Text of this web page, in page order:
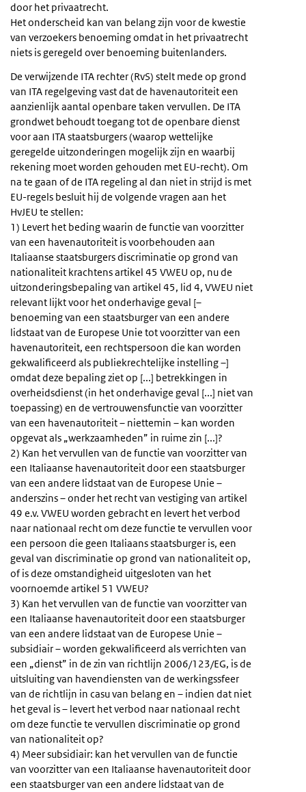
door het privaatrecht.
Het onderscheid kan van belang zijn voor de kwestie
van verzoekers benoeming omdat in het privaatrecht
niets is geregeld over benoeming buitenlanders.
De verwijzende ITA rechter (RvS) stelt mede op grond
van ITA regelgeving vast dat de havenautoriteit een
aanzienlijk aantal openbare taken vervullen. De ITA
grondwet behoudt toegang tot de openbare dienst
voor aan ITA staatsburgers (waarop wettelijke
geregelde uitzonderingen mogelijk zijn en waarbij
rekening moet worden gehouden met EU-recht). Om
na te gaan of de ITA regeling al dan niet in strijd is met
EU-regels besluit hij de volgende vragen aan het
HvJEU te stellen:
1) Levert het beding waarin de functie van voorzitter
van een havenautoriteit is voorbehouden aan
Italiaanse staatsburgers discriminatie op grond van
nationaliteit krachtens artikel 45 VWEU op, nu de
uitzonderingsbepaling van artikel 45, lid 4, VWEU niet
relevant lijkt voor het onderhavige geval [–
benoeming van een staatsburger van een andere
lidstaat van de Europese Unie tot voorzitter van een
havenautoriteit, een rechtspersoon die kan worden
gekwalificeerd als publiekrechtelijke instelling –]
omdat deze bepaling ziet op [...] betrekkingen in
overheidsdienst (in het onderhavige geval [...] niet van
toepassing) en de vertrouwensfunctie van voorzitter
van een havenautoriteit – niettemin – kan worden
opgevat als „werkzaamheden” in ruime zin [...]?
2) Kan het vervullen van de functie van voorzitter van
een Italiaanse havenautoriteit door een staatsburger
van een andere lidstaat van de Europese Unie –
anderszins – onder het recht van vestiging van artikel
49 e.v. VWEU worden gebracht en levert het verbod
naar nationaal recht om deze functie te vervullen voor
een persoon die geen Italiaans staatsburger is, een
geval van discriminatie op grond van nationaliteit op,
of is deze omstandigheid uitgesloten van het
voornoemde artikel 51 VWEU?
3) Kan het vervullen van de functie van voorzitter van
een Italiaanse havenautoriteit door een staatsburger
van een andere lidstaat van de Europese Unie –
subsidiair – worden gekwalificeerd als verrichten van
een „dienst” in de zin van richtlijn 2006/123/EG, is de
uitsluiting van havendiensten van de werkingssfeer
van de richtlijn in casu van belang en – indien dat niet
het geval is – levert het verbod naar nationaal recht
om deze functie te vervullen discriminatie op grond
van nationaliteit op?
4) Meer subsidiair: kan het vervullen van de functie
van voorzitter van een Italiaanse havenautoriteit door
een staatsburger van een andere lidstaat van de